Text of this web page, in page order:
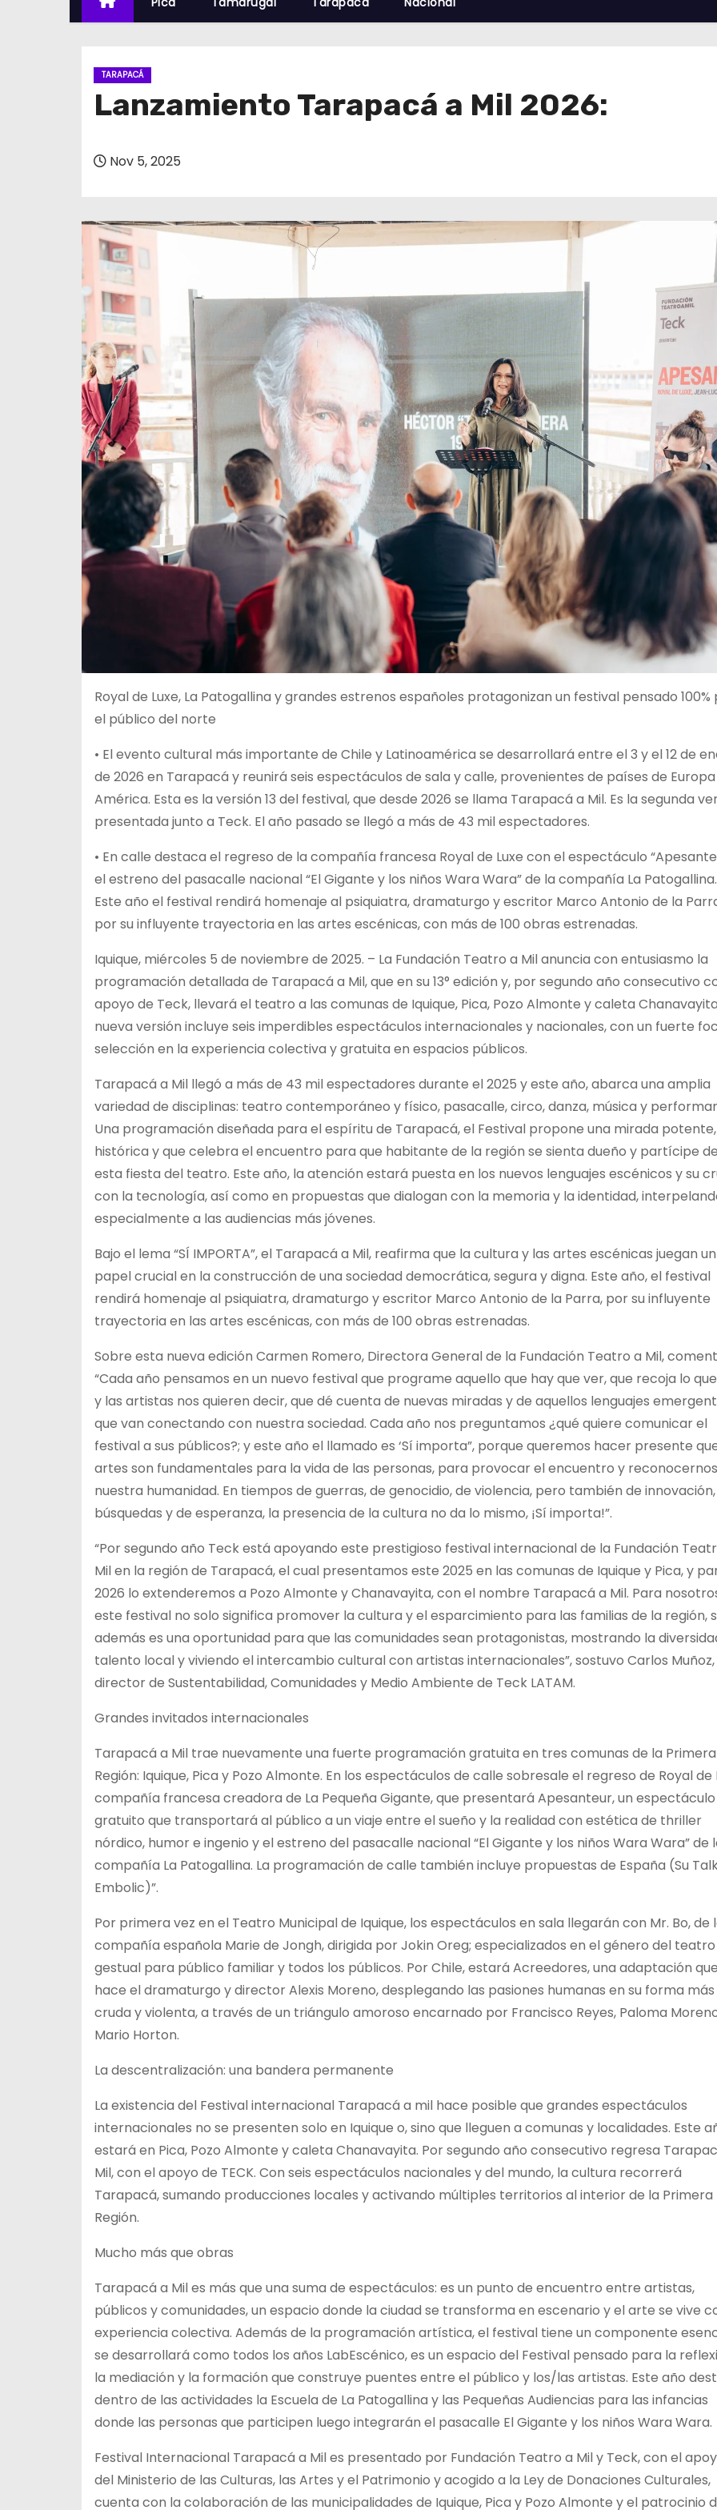
TARAPACÁ
Lanzamiento Tarapacá a Mil 2026:
Nov 5, 2025
Royal de Luxe, La Patogallina y grandes estrenos españoles protagonizan un festival pensado 100%
el público del norte
• El evento cultural más importante de Chile y Latinoamérica se desarrollará entre el 3 y el 12 de
de 2026 en Tarapacá y reunirá seis espectáculos de sala y calle, provenientes de países de
América. Esta es la versión 13 del festival, que desde 2026 se llama Tarapacá a Mil. Es la segunda
presentada junto a Teck. El año pasado se llegó a más de 43 mil espectadores.
• En calle destaca el regreso de la compañía francesa Royal de Luxe con el espectáculo
el estreno del pasacalle nacional “El Gigante y los niños Wara Wara” de la compañía La Patogallina.
Este año el festival rendirá homenaje al psiquiatra, dramaturgo y escritor Marco Antonio de la
por su influyente trayectoria en las artes escénicas, con más de 100 obras estrenadas.
Iquique, miércoles 5 de noviembre de 2025. – La Fundación Teatro a Mil anuncia con entusiasmo la
programación detallada de Tarapacá a Mil, que en su 13° edición y, por segundo año consecutivo
apoyo de Teck, llevará el teatro a las comunas de Iquique, Pica, Pozo Almonte y caleta
nueva versión incluye seis imperdibles espectáculos internacionales y nacionales, con un fuerte
selección en la experiencia colectiva y gratuita en espacios públicos.
Tarapacá a Mil llegó a más de 43 mil espectadores durante el 2025 y este año, abarca una amplia
variedad de disciplinas: teatro contemporáneo y físico, pasacalle, circo, danza, música y
Una programación diseñada para el espíritu de Tarapacá, el Festival propone una mirada potente,
histórica y que celebra el encuentro para que habitante de la región se sienta dueño y partícipe
esta fiesta del teatro. Este año, la atención estará puesta en los nuevos lenguajes escénicos y su
con la tecnología, así como en propuestas que dialogan con la memoria y la identidad,
especialmente a las audiencias más jóvenes.
Bajo el lema “SÍ IMPORTA”, el Tarapacá a Mil, reafirma que la cultura y las artes escénicas juegan un
papel crucial en la construcción de una sociedad democrática, segura y digna. Este año, el festival
rendirá homenaje al psiquiatra, dramaturgo y escritor Marco Antonio de la Parra, por su influyente
trayectoria en las artes escénicas, con más de 100 obras estrenadas.
Sobre esta nueva edición Carmen Romero, Directora General de la Fundación Teatro a Mil,
“Cada año pensamos en un nuevo festival que programe aquello que hay que ver, que recoja lo
y las artistas nos quieren decir, que dé cuenta de nuevas miradas y de aquellos lenguajes
que van conectando con nuestra sociedad. Cada año nos preguntamos ¿qué quiere comunicar el
festival a sus públicos?; y este año el llamado es ‘Sí importa”, porque queremos hacer presente
artes son fundamentales para la vida de las personas, para provocar el encuentro y
nuestra humanidad. En tiempos de guerras, de genocidio, de violencia, pero también de
búsquedas y de esperanza, la presencia de la cultura no da lo mismo, ¡Sí importa!”.
“Por segundo año Teck está apoyando este prestigioso festival internacional de la Fundación
Mil en la región de Tarapacá, el cual presentamos este 2025 en las comunas de Iquique y Pica, y
2026 lo extenderemos a Pozo Almonte y Chanavayita, con el nombre Tarapacá a Mil. Para
este festival no solo significa promover la cultura y el esparcimiento para las familias de la región,
además es una oportunidad para que las comunidades sean protagonistas, mostrando la
talento local y viviendo el intercambio cultural con artistas internacionales”, sostuvo Carlos Muñoz,
director de Sustentabilidad, Comunidades y Medio Ambiente de Teck LATAM.
Grandes invitados internacionales
Tarapacá a Mil trae nuevamente una fuerte programación gratuita en tres comunas de la Primera
Región: Iquique, Pica y Pozo Almonte. En los espectáculos de calle sobresale el regreso de Royal de
compañía francesa creadora de La Pequeña Gigante, que presentará Apesanteur, un espectáculo
gratuito que transportará al público a un viaje entre el sueño y la realidad con estética de thriller
nórdico, humor e ingenio y el estreno del pasacalle nacional “El Gigante y los niños Wara Wara” de
compañía La Patogallina. La programación de calle también incluye propuestas de España (Su
Embolic)”.
Por primera vez en el Teatro Municipal de Iquique, los espectáculos en sala llegarán con Mr. Bo, de
compañía española Marie de Jongh, dirigida por Jokin Oreg; especializados en el género del teatro
gestual para público familiar y todos los públicos. Por Chile, estará Acreedores, una adaptación
hace el dramaturgo y director Alexis Moreno, desplegando las pasiones humanas en su forma más
cruda y violenta, a través de un triángulo amoroso encarnado por Francisco Reyes, Paloma
Mario Horton.
La descentralización: una bandera permanente
La existencia del Festival internacional Tarapacá a mil hace posible que grandes espectáculos
internacionales no se presenten solo en Iquique o, sino que lleguen a comunas y localidades. Este
estará en Pica, Pozo Almonte y caleta Chanavayita. Por segundo año consecutivo regresa
Mil, con el apoyo de TECK. Con seis espectáculos nacionales y del mundo, la cultura recorrerá
Tarapacá, sumando producciones locales y activando múltiples territorios al interior de la Primera
Región.
Mucho más que obras
Tarapacá a Mil es más que una suma de espectáculos: es un punto de encuentro entre artistas,
públicos y comunidades, un espacio donde la ciudad se transforma en escenario y el arte se vive
experiencia colectiva. Además de la programación artística, el festival tiene un componente
se desarrollará como todos los años LabEscénico, es un espacio del Festival pensado para la
la mediación y la formación que construye puentes entre el público y los/las artistas. Este año
dentro de las actividades la Escuela de La Patogallina y las Pequeñas Audiencias para las infancias
donde las personas que participen luego integrarán el pasacalle El Gigante y los niños Wara Wara.
Festival Internacional Tarapacá a Mil es presentado por Fundación Teatro a Mil y Teck, con el
del Ministerio de las Culturas, las Artes y el Patrimonio y acogido a la Ley de Donaciones Culturales,
cuenta con la colaboración de las municipalidades de Iquique, Pica y Pozo Almonte y el patrocinio